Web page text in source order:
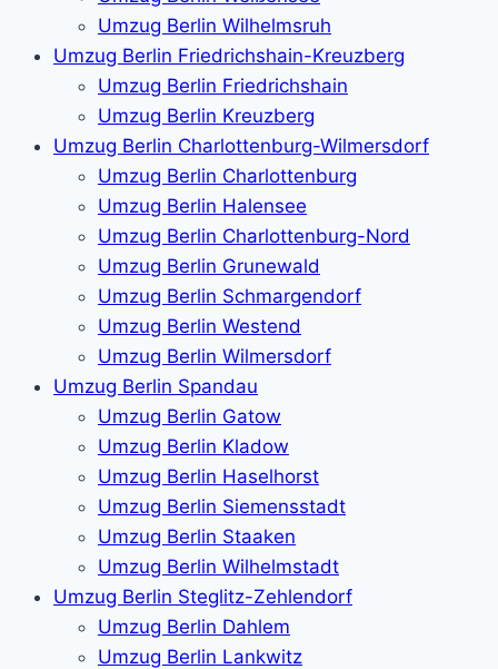
Umzug Berlin Wilhelmsruh
Umzug Berlin Friedrichshain-Kreuzberg
Umzug Berlin Friedrichshain
Umzug Berlin Kreuzberg
Umzug Berlin Charlottenburg-Wilmersdorf
Umzug Berlin Charlottenburg
Umzug Berlin Halensee
Umzug Berlin Charlottenburg-Nord
Umzug Berlin Grunewald
Umzug Berlin Schmargendorf
Umzug Berlin Westend
Umzug Berlin Wilmersdorf
Umzug Berlin Spandau
Umzug Berlin Gatow
Umzug Berlin Kladow
Umzug Berlin Haselhorst
Umzug Berlin Siemensstadt
Umzug Berlin Staaken
Umzug Berlin Wilhelmstadt
Umzug Berlin Steglitz-Zehlendorf
Umzug Berlin Dahlem
Umzug Berlin Lankwitz